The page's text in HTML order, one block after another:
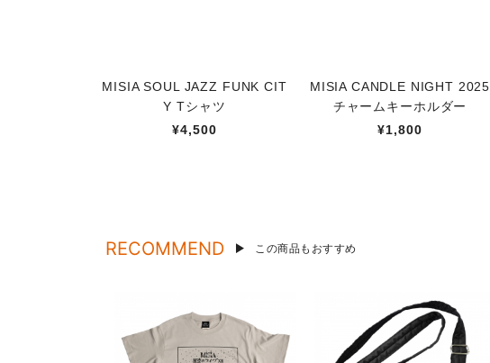
MISIA SOUL JAZZ FUNK CIT
Y Tシャツ
¥4,500
MISIA CANDLE NIGHT 2025
チャームキーホルダー
¥1,800
RECOMMEND この商品もおすすめ